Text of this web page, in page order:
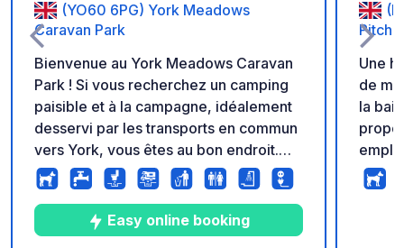
(YO60 6PG) York Meadows
Caravan Park
Bienvenue au York Meadows Caravan
Park ! Si vous recherchez un camping
paisible et à la campagne, idéalement
desservi par les transports en commun
vers York, vous êtes au bon endroit.
Situé dans le paisible village rural de
Sheriff Hutton, au cœur de terres
agricoles vallonnées, il est baigné par
la splendeur et la tranquillité des
Easy online booking
Une
de
la baie de
pour